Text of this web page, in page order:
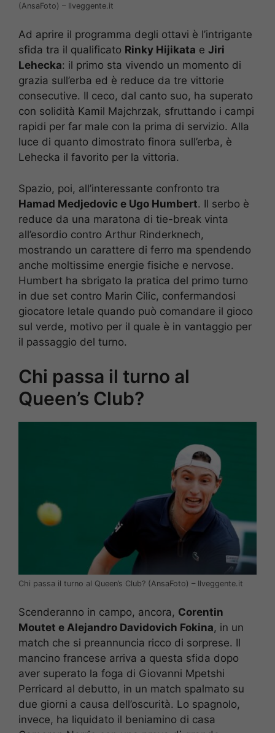
(AnsaFoto) – Ilveggente.it
Ad aprire il programma degli ottavi è l’intrigante
sfida tra il qualificato Rinky Hijikata e Jiri
Lehecka: il primo sta vivendo un momento di
grazia sull’erba ed è reduce da tre vittorie
consecutive. Il ceco, dal canto suo, ha superato
con solidità Kamil Majchrzak, sfruttando i campi
rapidi per far male con la prima di servizio. Alla
luce di quanto dimostrato finora sull’erba, è
Lehecka il favorito per la vittoria.
Spazio, poi, all’interessante confronto tra
Hamad Medjedovic e Ugo Humbert. Il serbo è
reduce da una maratona di tie-break vinta
all’esordio contro Arthur Rinderknech,
mostrando un carattere di ferro ma spendendo
anche moltissime energie fisiche e nervose.
Humbert ha sbrigato la pratica del primo turno
in due set contro Marin Cilic, confermandosi
giocatore letale quando può comandare il gioco
sul verde, motivo per il quale è in vantaggio per
il passaggio del turno.
Chi passa il turno al
Queen’s Club?
Chi passa il turno al Queen’s Club? (AnsaFoto) – Ilveggente.it
Scenderanno in campo, ancora, Corentin
Moutet e Alejandro Davidovich Fokina, in un
match che si preannuncia ricco di sorprese. Il
mancino francese arriva a questa sfida dopo
aver superato la foga di Giovanni Mpetshi
Perricard al debutto, in un match spalmato su
due giorni a causa dell’oscurità. Lo spagnolo,
invece, ha liquidato il beniamino di casa